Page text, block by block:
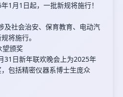
1月1日起，一批新规将施行！
及社会治安、保育教育、电动汽
将施行。
望颁奖
31日新年联欢晚会上为2025年
包括精密仪器系博士生庞众